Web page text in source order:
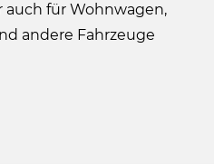
auch für Wohnwagen,
andere Fahrzeuge